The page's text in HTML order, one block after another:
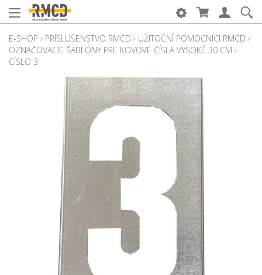
E-SHOP › PRÍSLUŠENSTVO RMCD › UŽITOČNÍ POMOCNÍCI RMCD ›
OZNAČOVACIE ŠABLÓNY PRE KOVOVÉ ČÍSLA VYSOKÉ 30 CM ›
CÍSLO 3